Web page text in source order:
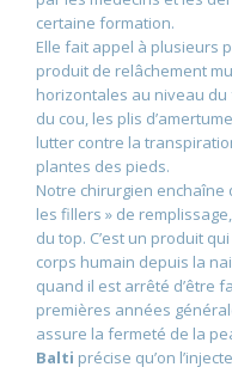
certaine formation.
Elle fait appel à plusieurs
produit de relâchement
horizontales au niveau du
du cou, les plis
lutter contre la
plantes des pieds.
Notre chirurgien enchaîne
les fillers » de
du top. C’est un produit
corps humain depuis la
quand il est arrêté d’être
premières années
assure la fermeté de la
Balti précise qu’on